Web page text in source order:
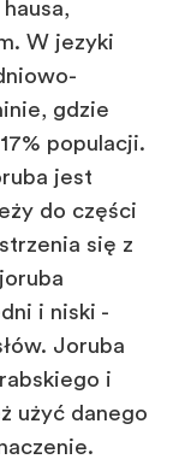
W jezyki
gdzie
populacji.
jest
do części
się z
i niski -
Joruba
i
użyć danego